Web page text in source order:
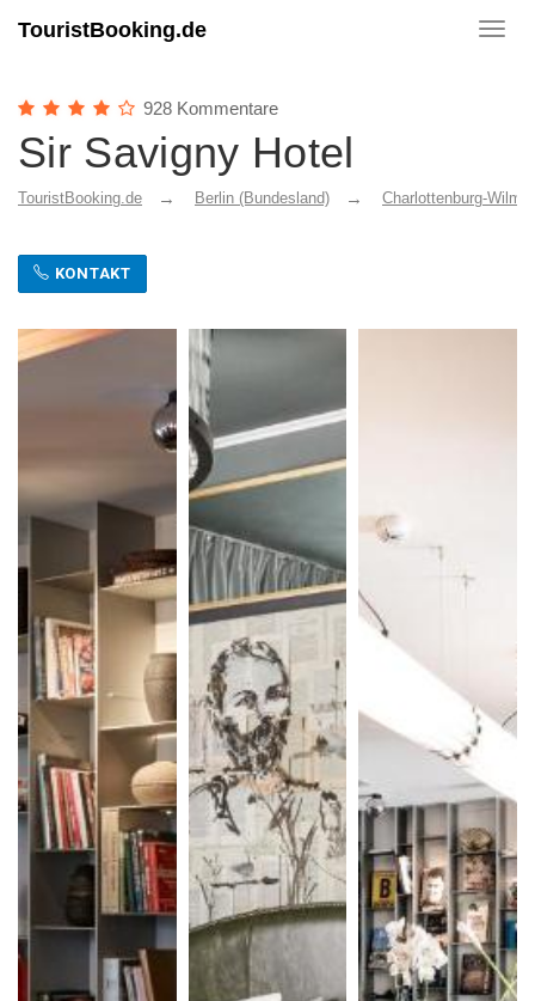
TouristBooking.de
928 Kommentare
Sir Savigny Hotel
TouristBooking.de Berlin (Bundesland) Charlottenburg-
KONTAKT